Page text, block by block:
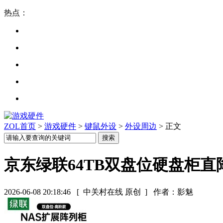
热点：
ZOL首页 > 游戏硬件 > 键鼠外设 > 外设周边 > 正文
京东绿联64TB双盘位硬盘柜直
2026-06-08 20:18:46 [ 中关村在线 原创 ] 作者：影魅